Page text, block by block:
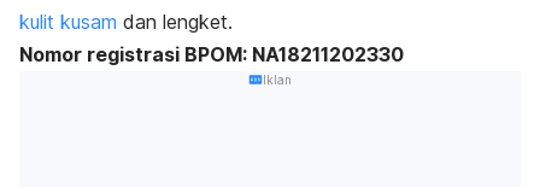
kulit kusam dan lengket.
Nomor registrasi BPOM: NA18211202330
Iklan